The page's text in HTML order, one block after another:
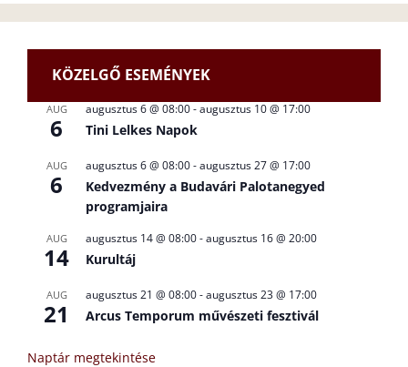
KÖZELGŐ ESEMÉNYEK
AUG
6
augusztus 6 @ 08:00-augusztus 10 @ 17:00
Tini Lelkes Napok
AUG
6
augusztus 6 @ 08:00-augusztus 27 @ 17:00
Kedvezmény a Budavári Palotanegyed
programjaira
AUG
14
augusztus 14 @ 08:00-augusztus 16 @ 20:00
Kurultáj
AUG
21
augusztus 21 @ 08:00-augusztus 23 @ 17:00
Arcus Temporum művészeti fesztivál
Naptár megtekintése